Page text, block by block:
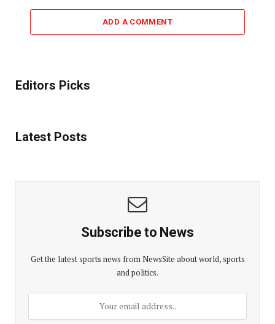
ADD A COMMENT
Editors Picks
Latest Posts
Subscribe to News
Get the latest sports news from NewsSite about world, sports
and politics.